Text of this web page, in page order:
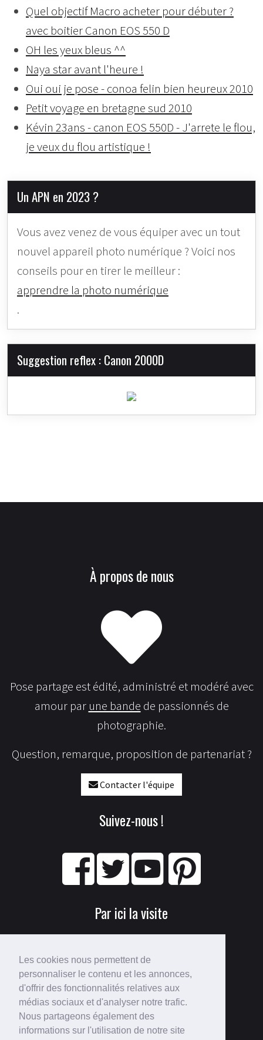
Les cookies nous permettent de
personnaliser le contenu et les annonces,
d'offrir des fonctionnalités relatives aux
médias sociaux et d'analyser notre trafic.
Nous partageons également des
informations sur l'utilisation de notre site
Quel objectif Macro acheter pour débuter ?
avec boitier Canon EOS 550 D
OH les yeux bleus ^^
Naya star avant l'heure !
Oui oui je pose - conoa felin bien heureux 2010
Petit voyage en bretagne sud 2010
Kévin 23ans - canon EOS 550D - J'arrete le flou,
je veux du flou artistique !
Un APN en 2023 ?
Vous avez venez de vous équiper avec un tout
nouvel appareil photo numérique ? Voici nos
conseils pour en tirer le meilleur :
apprendre la photo numérique
.
Suggestion reflex : Canon 2000D
À propos de nous
Pose partage est édité, administré et modéré avec
amour par une bande de passionnés de
photographie.
Question, remarque, proposition de partenariat ?
Contacter l'équipe
Suivez-nous !
Par ici la visite
Perdu ?